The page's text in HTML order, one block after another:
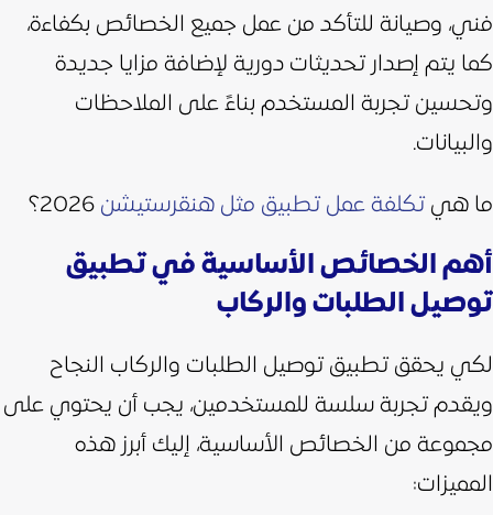
فني، وصيانة للتأكد من عمل جميع الخصائص بكفاءة،
كما يتم إصدار تحديثات دورية لإضافة مزايا جديدة
وتحسين تجربة المستخدم بناءً على الملاحظات
والبيانات.
ما هي تكلفة عمل تطبيق مثل هنقرستيشن
أهم الخصائص الأساسية في تطبيق
توصيل الطلبات والركاب
لكي يحقق تطبيق توصيل الطلبات والركاب النجاح
ويقدم تجربة سلسة للمستخدمين، يجب أن يحتوي على
مجموعة من الخصائص الأساسية، إليك أبرز هذه
المميزات: